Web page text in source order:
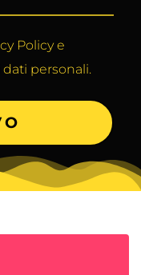
Policy e
personali.